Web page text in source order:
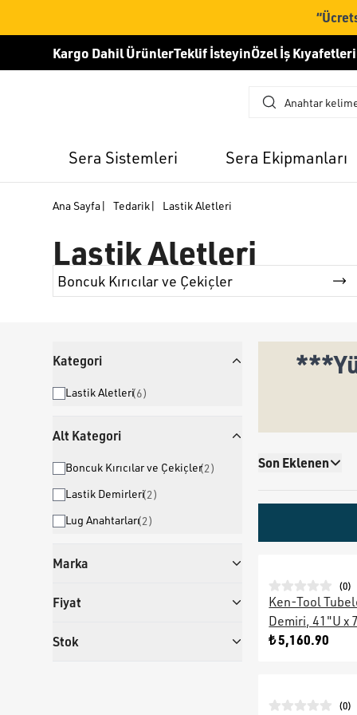
Kargo Dahil ÜrünlerTeklif İsteyinÖzel İş Kıyafetleri
Sera Sistemleri Sera Ekipmanları
Ana Sayfa| Tedarik| Lastik Aletleri
Lastik Aletleri
Boncuk Kırıcılar ve Çekiçler
Kategori
Lastik Aletleri(6)
Alt Kategori
Boncuk Kırıcılar ve Çekiçler(2)
Lastik Demirleri(2)
Lug Anahtarları(2)
Marka
Fiyat
Stok
Son Eklenen
(0)
Ken-Tool
Demiri, 41"U x
₺ 5,160.90
(0)